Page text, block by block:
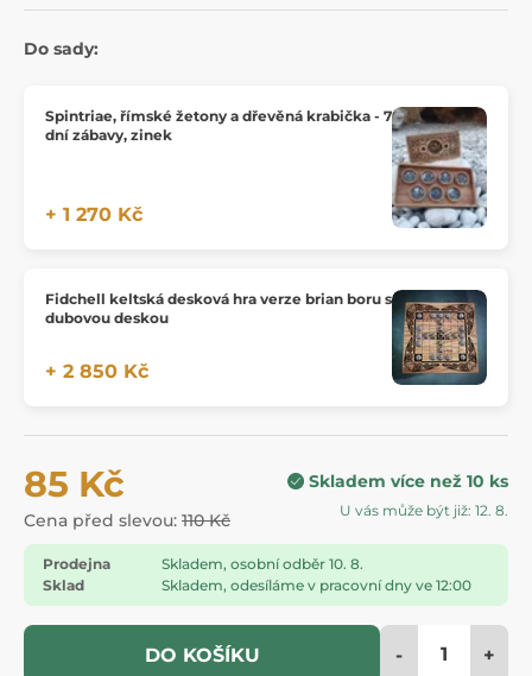
Do sady:
Spintriae, římské žetony a dřevěná krabička - 7
dní zábavy, zinek
+ 1 270 Kč
Fidchell keltská desková hra verze brian boru s
dubovou deskou
+ 2 850 Kč
85 Kč
Cena před slevou: 110 Kč
Skladem více než 10 ks
U vás může být již: 12. 8.
Prodejna
Skladem, osobní odběr 10. 8.
Sklad
Skladem, odesíláme v pracovní dny ve 12:00
DO KOŠÍKU - +